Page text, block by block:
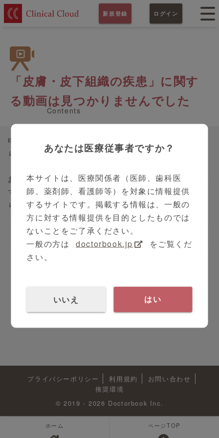
新規登録 ログイン
「皮膚・皮下組織の疾患」に関す
る動画は見つかりませんでした
Contents
申し訳ありませんが、お探しのコンテンツは見つか
りませんでした。
お手数ですが、PC画面左側のサイドバーまたは、ス
マートフォン画面右上のハンバーガーメニューよ
り、再度コンテンツの検索をお願いいたします。
TOPへ戻る
プライバシーポリシー 利用規約
お問い合わせ
推奨環境
© 2019 - 2026 Doctorbook Inc.
ホーム ページTOP
あなたは医療従事者ですか？
本サイトは、医療関係者（医師、歯科医
師、薬剤師、看護師等）を対象に情報提供
するサイトです。掲載する情報は、一般の
方に対する情報提供を目的としたものでは
ないことをご了承ください。
一般の方は
doctorbook.jp
をご覧くだ
さい。
いいえ はい